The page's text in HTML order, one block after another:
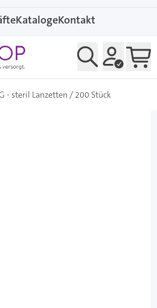
KatalogeKontakt
- steril Lanzetten / 200 Stück